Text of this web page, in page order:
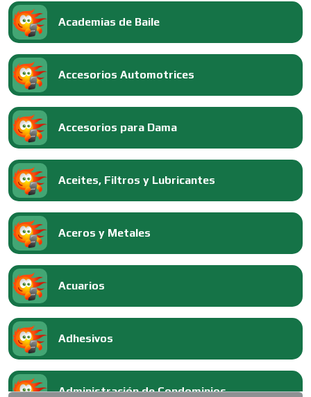
Academias de Baile
Accesorios Automotrices
Accesorios para Dama
Aceites, Filtros y Lubricantes
Aceros y Metales
Acuarios
Adhesivos
Administración de Condominios